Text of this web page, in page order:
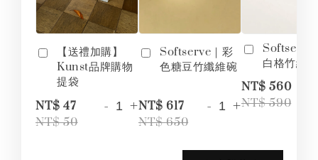
【送禮加購】
Kunst品牌購物
提袋
NT$ 47
NT$ 50
- +
Softserve｜彩
色糖豆竹纖維碗
NT$ 617
NT$ 650
- +
Softserve
白格竹纖
NT$ 560
NT$ 590